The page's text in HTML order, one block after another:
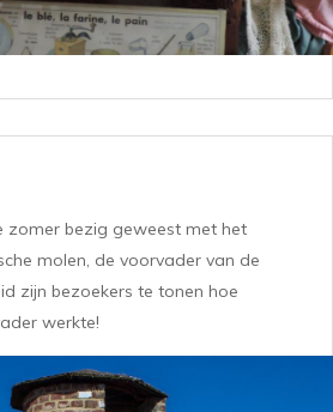
zomer bezig geweest met het
molen, de voorvader van de
zijn bezoekers te tonen hoe
werkte!